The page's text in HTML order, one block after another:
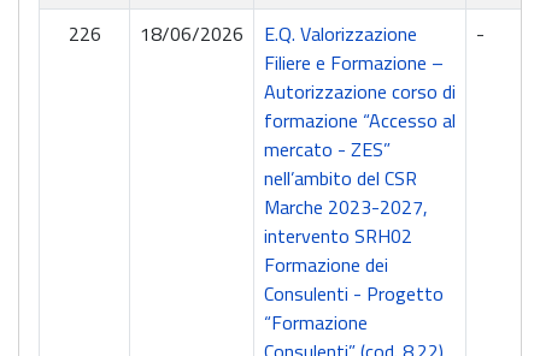
226 18/06/2026
E.Q. Valorizzazione
Filiere e Formazione –
Autorizzazione corso di
formazione “Accesso al
mercato - ZES”
nell’ambito del CSR
Marche 2023-2027,
intervento SRH02
Formazione dei
Consulenti - Progetto
“Formazione
-